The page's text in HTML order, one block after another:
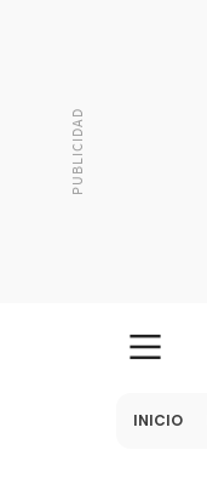
INICIO